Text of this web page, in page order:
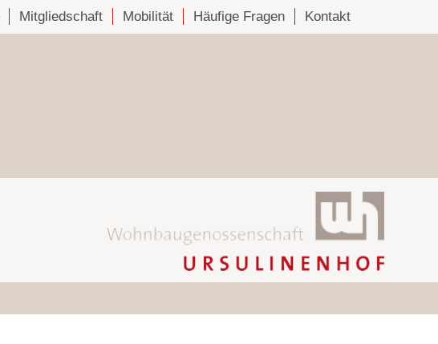
Mitgliedschaft Mobilität Häufige Fragen Kontakt